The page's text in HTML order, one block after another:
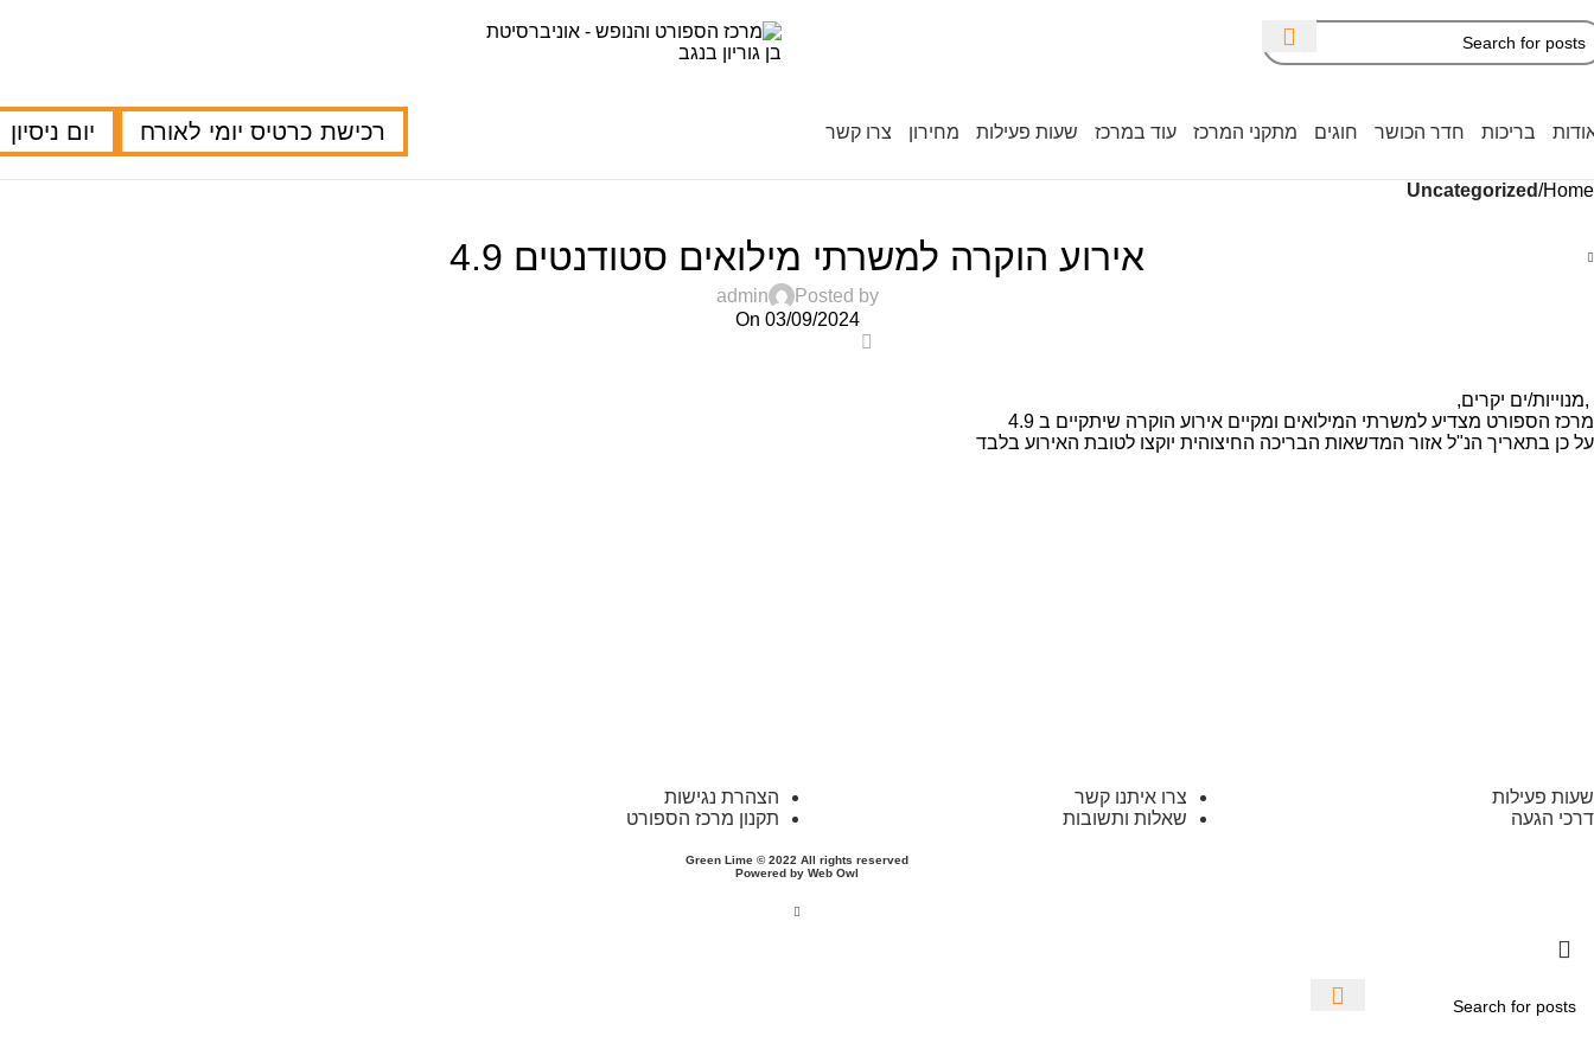
בריכות חדר הכושר חוגים מתקני המרכז עוד במרכז שעות פעילות מחירון צרו קשר רכישת כרטיס יומי לאורח יום ניסיון
Home
Uncategorized
אירוע הוקרה למשרתי מילואים סטודנטים 4.9
Posted by
admin
On 03/09/2024
,מנוייות/ים יקרים,
מרכז הספורט מצדיע למשרתי המילואים ומקיים אירוע הוקרה שיתקיים ב 4.9
על כן בתאריך הנ"ל אזור המדשאות הבריכה החיצוהית יוקצו לטובת האירוע בלבד
שעות פעילות
דרכי הגעה
צרו איתנו קשר
שאלות ותשובות
הצהרת נגישות
תקנון מרכז הספורט
Green Lime © 2022 All rights reserved
Powered by Web Owl